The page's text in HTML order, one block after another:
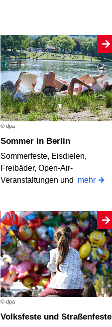
© dpa
Sommer in Berlin
Sommerfeste, Eisdielen,
Freibäder, Open-Air-
Veranstaltungen und mehr
© dpa
Volksfeste und Straßenfeste